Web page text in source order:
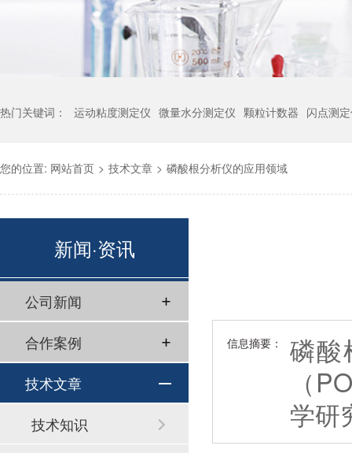
热门关键词： 运动粘度测定仪 微量水分测定仪 颗粒计数器 闪点测
您的位置: 网站首页 > 技术文章 > 磷酸根分析仪的应用领域
信息摘要：
磷酸
（
学研
新闻·资讯
公司新闻
合作案例
技术文章
技术知识